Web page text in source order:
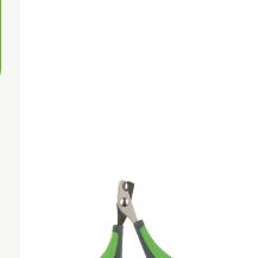
для кліток
акваріума